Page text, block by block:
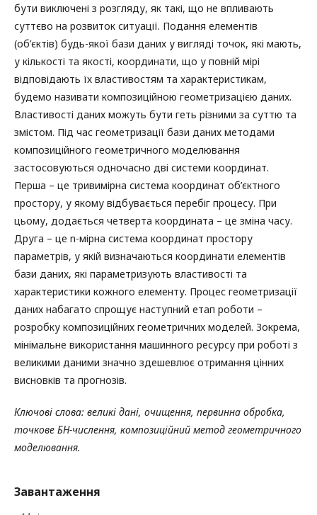
бути виключені з розгляду, як такі, що не впливають
суттєво на розвиток ситуації. Подання елементів
(об’єктів) будь-якої бази даних у вигляді точок, які мають,
у кількості та якості, координати, що у повній мірі
відповідають їх властивостям та характеристикам,
будемо називати композиційною геометризацією даних.
Властивості даних можуть бути геть різними за суттю та
змістом. Під час геометризації бази даних методами
композиційного геометричного моделювання
застосовуються одночасно дві системи координат.
Перша – це тривимірна система координат об’єктного
простору, у якому відбувається перебіг процесу. При
цьому, додається четверта координата – це зміна часу.
Друга – це n-мірна система координат простору
параметрів, у якій визначаються координати елементів
бази даних, які параметризують властивості та
характеристики кожного елементу. Процес геометризації
даних набагато спрощує наступний етап роботи –
розробку композиційних геометричних моделей. Зокрема,
мінімальне використання машинного ресурсу при роботі з
великими даними значно здешевлює отримання цінних
висновків та прогнозів.
Ключові слова: великі дані, очищення, первинна обробка,
точкове БН-числення, композиційний метод геометричного
моделювання.
Завантаження